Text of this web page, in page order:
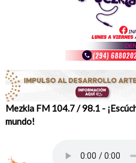
Mezkla FM 104.7 / 98.1 -
mundo!